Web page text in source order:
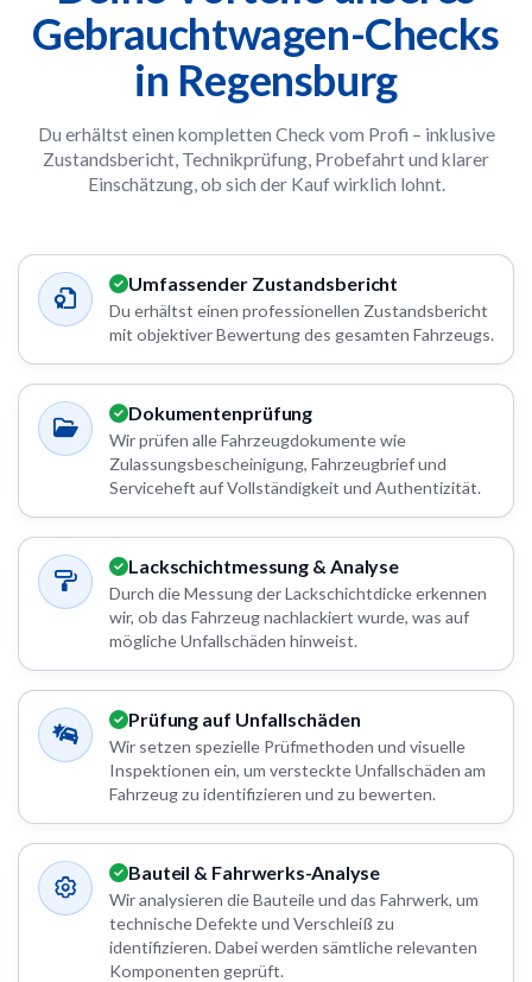
Gebrauchtwagen-Checks
in Regensburg
Du erhältst einen kompletten Check vom Profi – inklusive
Zustandsbericht, Technikprüfung, Probefahrt und klarer
Einschätzung, ob sich der Kauf wirklich lohnt.
Umfassender Zustandsbericht
Du erhältst einen professionellen Zustandsbericht
mit objektiver Bewertung des gesamten Fahrzeugs.
Dokumentenprüfung
Wir prüfen alle Fahrzeugdokumente wie
Zulassungsbescheinigung, Fahrzeugbrief und
Serviceheft auf Vollständigkeit und Authentizität.
Lackschichtmessung & Analyse
Durch die Messung der Lackschichtdicke erkennen
wir, ob das Fahrzeug nachlackiert wurde, was auf
mögliche Unfallschäden hinweist.
Prüfung auf Unfallschäden
Wir setzen spezielle Prüfmethoden und visuelle
Inspektionen ein, um versteckte Unfallschäden am
Fahrzeug zu identifizieren und zu bewerten.
Bauteil & Fahrwerks-Analyse
Wir analysieren die Bauteile und das Fahrwerk, um
technische Defekte und Verschleiß zu
identifizieren. Dabei werden sämtliche relevanten
Komponenten geprüft.